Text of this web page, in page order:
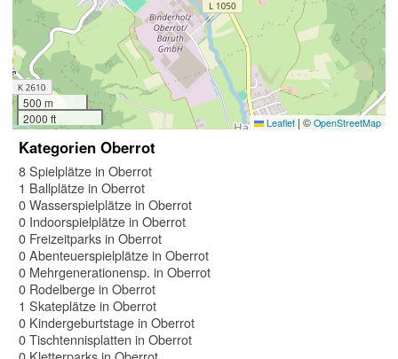
500 m
2000 ft
Leaflet | © OpenStreetMap
Kategorien Oberrot
8 Spielplätze in Oberrot
1 Ballplätze in Oberrot
0 Wasserspielplätze in Oberrot
0 Indoorspielplätze in Oberrot
0 Freizeitparks in Oberrot
0 Abenteuerspielplätze in Oberrot
0 Mehrgenerationensp. in Oberrot
0 Rodelberge in Oberrot
1 Skateplätze in Oberrot
0 Kindergeburtstage in Oberrot
0 Tischtennisplatten in Oberrot